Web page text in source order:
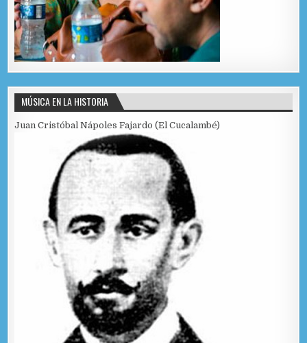
MÚSICA EN LA HISTORIA
Juan Cristóbal Nápoles Fajardo (El Cucalambé)